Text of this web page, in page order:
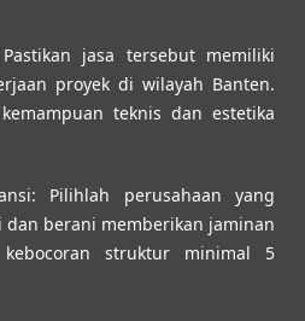
Pastikan jasa tersebut memiliki
proyek di wilayah Banten.
teknis dan estetika
Pilihlah perusahaan yang
berani memberikan jaminan
struktur minimal 5